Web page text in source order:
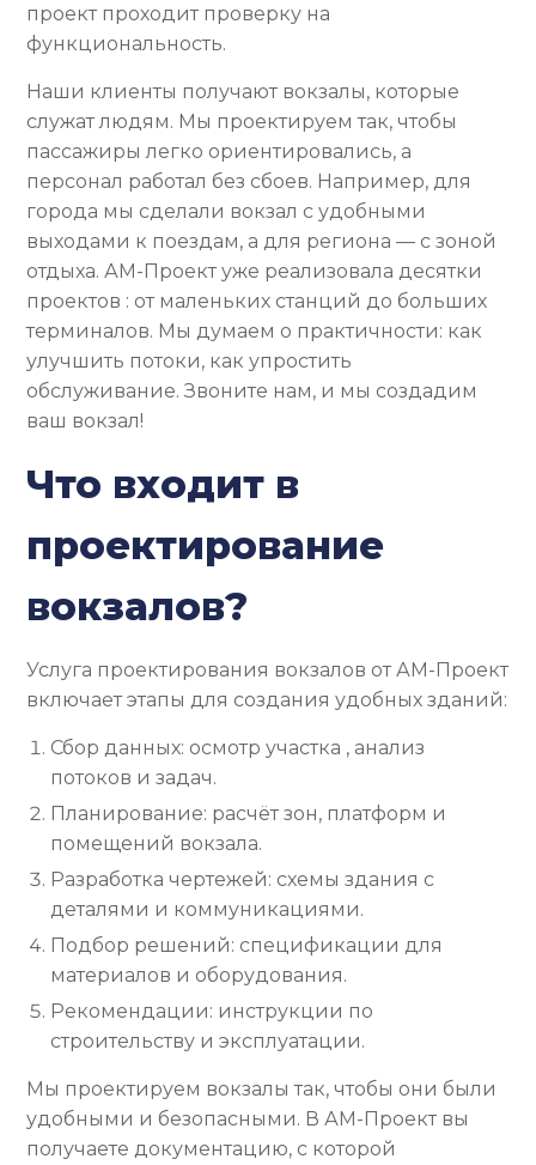
проект проходит проверку на
функциональность.
Наши клиенты получают вокзалы, которые
служат людям. Мы проектируем так, чтобы
пассажиры легко ориентировались, а
персонал работал без сбоев. Например, для
города мы сделали вокзал с удобными
выходами к поездам, а для региона — с зоной
отдыха. АМ-Проект уже реализовала десятки
проектов : от маленьких станций до больших
терминалов. Мы думаем о практичности: как
улучшить потоки, как упростить
обслуживание. Звоните нам, и мы создадим
ваш вокзал!
Что входит в
проектирование
вокзалов?
Услуга проектирования вокзалов от АМ-Проект
включает этапы для создания удобных зданий:
Сбор данных: осмотр участка , анализ
потоков и задач.
Планирование: расчёт зон, платформ и
помещений вокзала.
Разработка чертежей: схемы здания с
деталями и коммуникациями.
Подбор решений: спецификации для
материалов и оборудования.
Рекомендации: инструкции по
строительству и эксплуатации.
Мы проектируем вокзалы так, чтобы они были
удобными и безопасными. В АМ-Проект вы
получаете документацию, с которой